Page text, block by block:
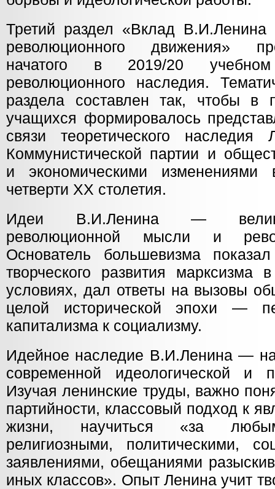
Третий раздел «Вклад В.И.Ленина
революционного движения»
начатого в 2019/20
революционного наследия.
раздела составлен так, чтобы в
учащихся формировалось
связи теоретического
Коммунистической партии и
и экономическими
четверти ХХ столетия.
Идеи В.И.Ленина —
революционной мысли и
Основатель большевизма
творческого развития марксизма
условиях, дал ответы на вызовы
целой исторической эпохи —
капитализма к социализму.
Идейное наследие В.И.Ленина —
современной идеологической и
Изучая ленинские труды, важно
партийности, классовый подход к
жизни, научиться «за
религиозными, политическими,
заявлениями, обещаниями
иных классов». Опыт Ленина учит